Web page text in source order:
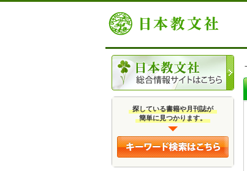
探している書籍や月刊誌が
簡単に見つかります。